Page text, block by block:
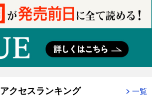
アクセスランキング 一覧